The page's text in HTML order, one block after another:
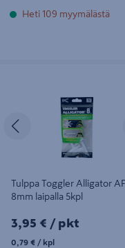
Heti 109 myymälästä
Edellinen
Tulppa Toggler Alligator
8mm laipalla 5kpl
3,95€/pkt
3,95 € / pkt
0,79€/kpl
0,79 € / kpl